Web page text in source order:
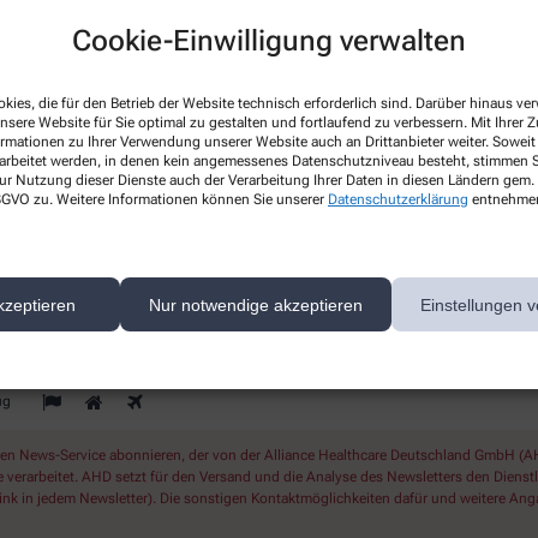
Cookie-Einwilligung verwalten
die für den Betrieb der Website technisch erforderlich sind. Darüber hinaus
Website für Sie optimal zu gestalten und fortlaufend zu verbessern. Mit Ihrer
zu Ihrer Verwendung unserer Website auch an Drittanbieter weiter. Soweit
werden, in denen kein angemessenes Datenschutzniveau besteht, stimmen
Nutzung dieser Dienste auch der Verarbeitung Ihrer Daten in diesen Ländern
zu. Weitere Informationen können Sie unserer Datenschutzerklärung
Nur notwendige akzeptieren Einstellungen
Themen rund um Ihre Gesundheit.
Sie sich Ihren 10% Gutschein* für unsere
News-Service abonnieren, der von der Alliance Healthcare Deutschland GmbH
verarbeitet. AHD setzt für den Versand und die Analyse des Newsletters den
in jedem Newsletter). Die sonstigen Kontaktmöglichkeiten dafür und weitere